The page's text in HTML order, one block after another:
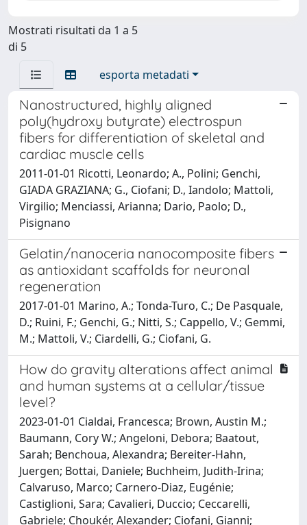
Mostrati risultati da 1 a 5
di 5
esporta metadati
Nanostructured, highly aligned
poly(hydroxy butyrate) electrospun
fibers for differentiation of skeletal and
cardiac muscle cells
2011-01-01 Ricotti, Leonardo; A., Polini; Genchi,
GIADA GRAZIANA; G., Ciofani; D., Iandolo; Mattoli,
Virgilio; Menciassi, Arianna; Dario, Paolo; D.,
Pisignano
Gelatin/nanoceria nanocomposite fibers
as antioxidant scaffolds for neuronal
regeneration
2017-01-01 Marino, A.; Tonda-Turo, C.; De Pasquale,
D.; Ruini, F.; Genchi, G.; Nitti, S.; Cappello, V.; Gemmi,
M.; Mattoli, V.; Ciardelli, G.; Ciofani, G.
How do gravity alterations affect animal
and human systems at a cellular/tissue
level?
2023-01-01 Cialdai, Francesca; Brown, Austin M.;
Baumann, Cory W.; Angeloni, Debora; Baatout,
Sarah; Benchoua, Alexandra; Bereiter-Hahn,
Juergen; Bottai, Daniele; Buchheim, Judith-Irina;
Calvaruso, Marco; Carnero-Diaz, Eugénie;
Castiglioni, Sara; Cavalieri, Duccio; Ceccarelli,
Gabriele; Choukér, Alexander; Ciofani, Gianni;